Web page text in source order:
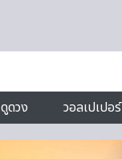
ดูดวง วอลเปเปอ